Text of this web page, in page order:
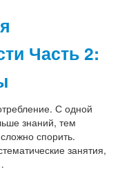
Часть 2:
С одной
знаний, тем
спорить.
занятия,